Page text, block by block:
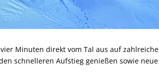
Minuten direkt vom Tal aus auf zahlreiche
schnelleren Aufstieg genießen sowie neue